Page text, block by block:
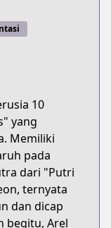
10
yang
Memiliki
pada
dari "Putri
ternyata
dan dicap
begitu, Arel